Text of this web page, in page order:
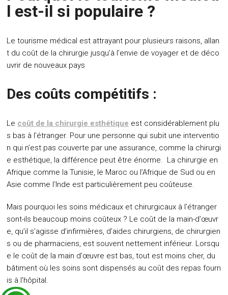
l est-il si populaire ?
Le tourisme médical est attrayant pour plusieurs raisons, allan
t du coût de la chirurgie jusqu’à l’envie de voyager et de déco
uvrir de nouveaux pays
Des coûts compétitifs :
Le coût de la chirurgie esthétique est considérablement plu
s bas à l’étranger. Pour une personne qui subit une interventio
n qui n’est pas couverte par une assurance, comme la chirurgi
e esthétique, la différence peut être énorme. La chirurgie en
Afrique comme la Tunisie, le Maroc ou l’Afrique de Sud ou en
Asie comme l’Inde est particulièrement peu coûteuse.
Mais pourquoi les soins médicaux et chirurgicaux à l’étranger
sont-ils beaucoup moins coûteux ? Le coût de la main-d’œuvr
e, qu’il s’agisse d’infirmières, d’aides chirurgiens, de chirurgien
s ou de pharmaciens, est souvent nettement inférieur. Lorsqu
e le coût de la main d’œuvre est bas, tout est moins cher, du
bâtiment où les soins sont dispensés au coût des repas fourn
is à l’hôpital.